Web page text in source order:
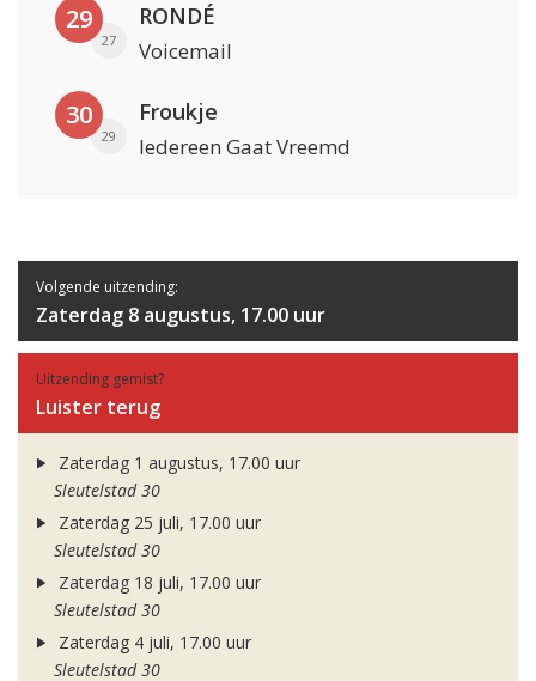
29
27
RONDÉ
Voicemail
30
29
Froukje
Iedereen Gaat Vreemd
Volgende uitzending:
Zaterdag 8 augustus, 17.00 uur
Uitzending gemist?
Luister terug
Zaterdag 1 augustus, 17.00 uur
Sleutelstad 30
Zaterdag 25 juli, 17.00 uur
Sleutelstad 30
Zaterdag 18 juli, 17.00 uur
Sleutelstad 30
Zaterdag 4 juli, 17.00 uur
Sleutelstad 30